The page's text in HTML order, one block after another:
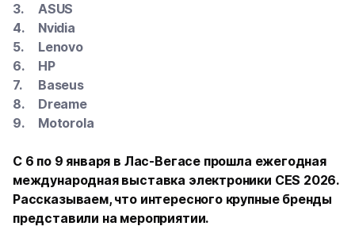
ASUS
Nvidia
Lenovo
HP
Baseus
Dreame
Motorola
С 6 по 9 января в Лас-Вегасе прошла ежегодная
международная выставка электроники CES 2026.
Рассказываем, что интересного крупные бренды
представили на мероприятии.